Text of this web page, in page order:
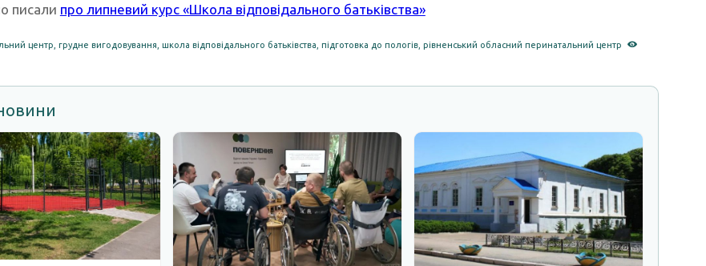
писали про липневий курс «Школа відповідального батьківства»
центр ,грудне вигодовування ,школа відповідального батьківства ,підготовка до пологів ,рівненський обласний перинатальний центр